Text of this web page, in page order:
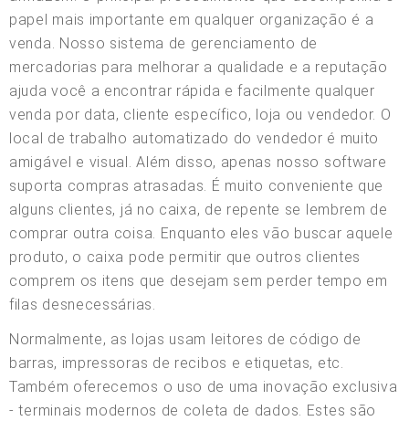
papel mais importante em qualquer organização é a
venda. Nosso sistema de gerenciamento de
mercadorias para melhorar a qualidade e a reputação
ajuda você a encontrar rápida e facilmente qualquer
venda por data, cliente específico, loja ou vendedor. O
local de trabalho automatizado do vendedor é muito
amigável e visual. Além disso, apenas nosso software
suporta compras atrasadas. É muito conveniente que
alguns clientes, já no caixa, de repente se lembrem de
comprar outra coisa. Enquanto eles vão buscar aquele
produto, o caixa pode permitir que outros clientes
comprem os itens que desejam sem perder tempo em
filas desnecessárias.
Normalmente, as lojas usam leitores de código de
barras, impressoras de recibos e etiquetas, etc.
Também oferecemos o uso de uma inovação exclusiva
- terminais modernos de coleta de dados. Estes são